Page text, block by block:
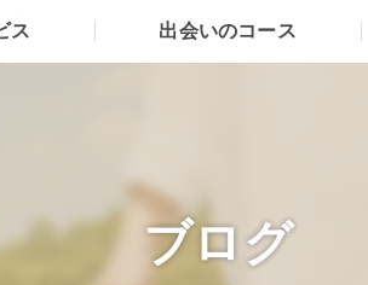
ス 出会いのコース
ブログ